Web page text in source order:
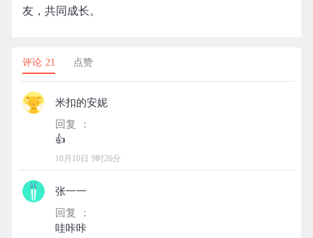
友，共同成长。
评论 21 点赞
米扣的安妮
回复 ：
10月10日 9时26分
张一一
回复 ：